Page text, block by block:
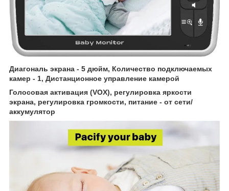
Диагональ экрана - 5 дюйм, Количество подключаемых
камер - 1, Дистанционное управление камерой
Голосовая активация (VOX), регулировка яркости
экрана, регулировка громкости, питание - от сети/
аккумулятор